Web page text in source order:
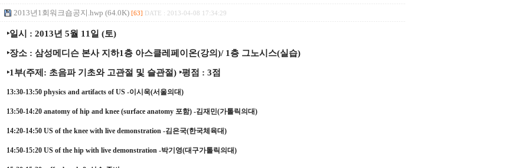
2013년1회워크숍공지.hwp (64.0K) [63] DATE : 2013-04-08 17:34:29
‣일시 : 2013년 5월 11일 (토)
‣장소 : 삼성메디슨 본사 지하1층 아스클레페이온(강의)/ 1층 그노시스(실습)
‣1부(주제: 초음파 기초와 고관절 및 슬관절) ‣평점 : 3점
13:30-13:50 physics and artifacts of US -이시욱(서울의대)
13:50-14:20 anatomy of hip and knee (surface anatomy 포함) -김재민(가톨릭의대)
14:20-14:50 US of the knee with live demonstration -김은국(한국체육대)
14:50-15:20 US of the hip with live demonstration -박기영(대구가톨릭의대)